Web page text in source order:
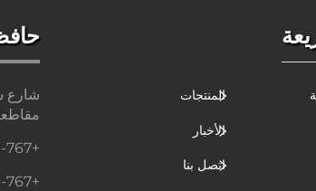
المنتجات
الأخبار
اتصل بنا
شارع
+86-177-61939-767
+86-177-61939-767